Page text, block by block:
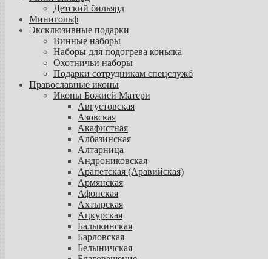
Детский бильярд
Минигольф
Эксклюзивные подарки
Винные наборы
Наборы для подогрева коньяка
Охотничьи наборы
Подарки сотрудникам спецслужб
Православные иконы
Иконы Божией Матери
Августовская
Азовская
Акафистная
Албазинская
Алтарница
Андрониковская
Арапетская (Аравийская)
Армянская
Афонская
Ахтырская
Ацкурская
Балыкинская
Барловская
Белыничская